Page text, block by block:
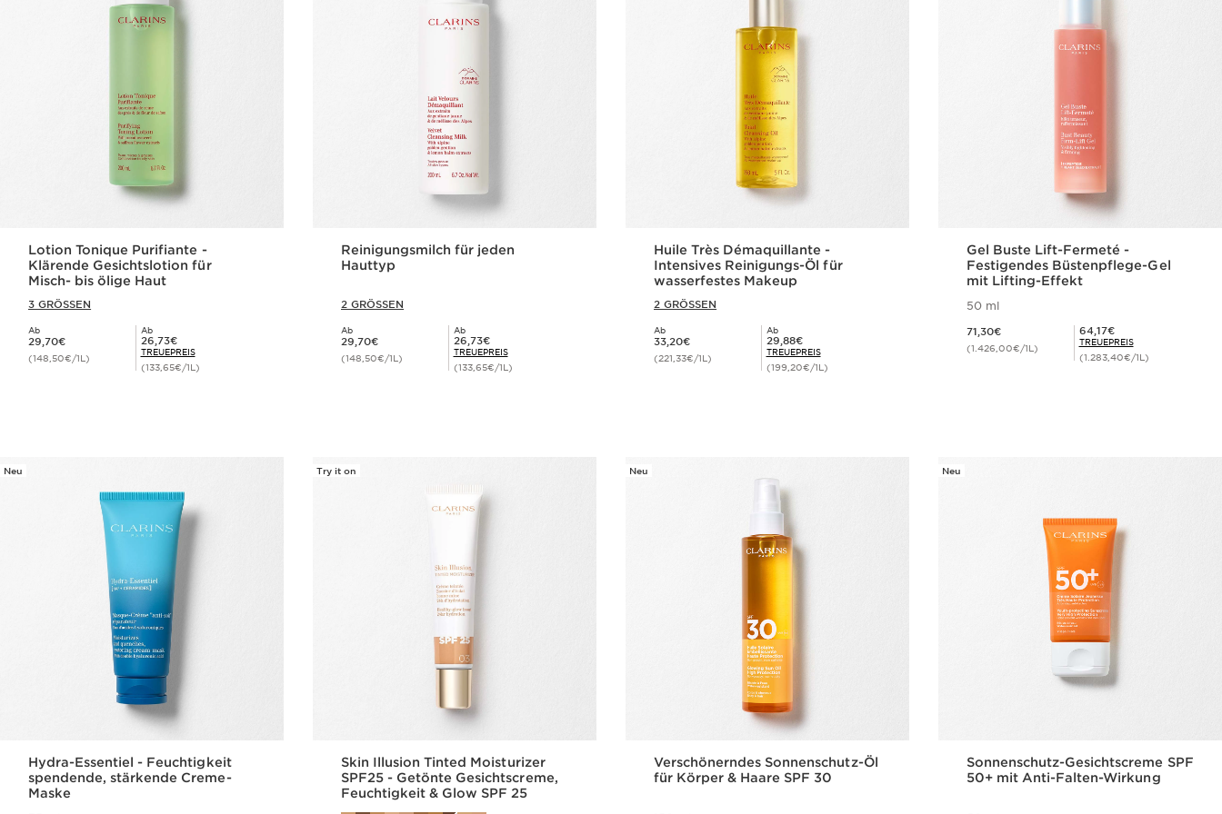
Lotion Tonique Purifiante -
Klärende Gesichtslotion für
Misch- bis ölige Haut
3 GRÖSSEN
Ab
Aktueller Preis 29,70€
29,70€
(148,50€/1L)
Ab
Mitgliederpreis 26,73€
26,73€
TREUEPREIS
(133,65€/1L)
Reinigungsmilch für jeden
Hauttyp
2 GRÖSSEN
Ab
Aktueller Preis 29,70€
29,70€
(148,50€/1L)
Ab
Mitgliederpreis 26,73€
26,73€
TREUEPREIS
(133,65€/1L)
Huile Très Démaquillante -
Intensives Reinigungs-Öl für
wasserfestes Makeup
2 GRÖSSEN
Ab
Aktueller Preis 33,20€
33,20€
(221,33€/1L)
Ab
Mitgliederpreis 29,88€
29,88€
TREUEPREIS
(199,20€/1L)
Gel Buste Lift-Fermeté -
Festigendes Büstenpflege-Gel
mit Lifting-Effekt
50 ml
71,30€
(1.426,00€/1L)
Mitgliederpreis 64,17€
64,17€
TREUEPREIS
(1.283,40€/1L)
Neu
Hydra-Essentiel - Feuchtigkeit
spendende, stärkende Creme-
Maske
Try it on
Skin Illusion Tinted Moisturizer
SPF25 - Getönte Gesichtscreme,
Feuchtigkeit & Glow SPF 25
Neu
Verschönerndes Sonnenschutz-Öl
für Körper & Haare SPF 30
Neu
Sonnenschutz-Gesichtscreme SPF
50+ mit Anti-Falten-Wirkung